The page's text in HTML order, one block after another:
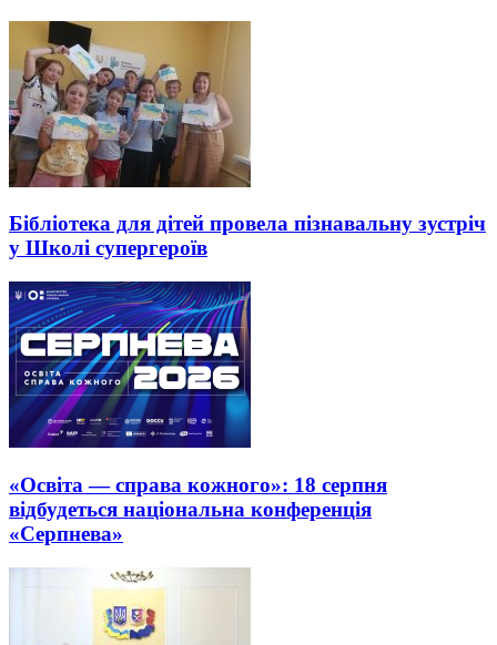
Бібліотека для дітей провела пізнавальну зустріч
у Школі супергероїв
«Освіта — справа кожного»: 18 серпня
відбудеться національна конференція
«Серпнева»